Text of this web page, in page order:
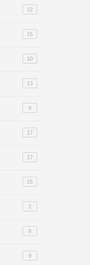
12
15
10
13
9
17
17
15
2
8
9